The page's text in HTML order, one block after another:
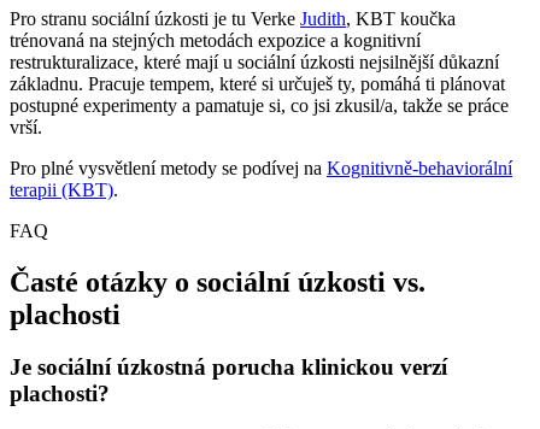
Pro stranu sociální úzkosti je tu Verke Judith, KBT koučka
trénovaná na stejných metodách expozice a kognitivní
restrukturalizace, které mají u sociální úzkosti nejsilnější důkazní
základnu. Pracuje tempem, které si určuješ ty, pomáhá ti plánovat
postupné experimenty a pamatuje si, co jsi zkusil/a, takže se práce
vrší.
Pro plné vysvětlení metody se podívej na Kognitivně-behaviorální
terapii (KBT).
FAQ
Časté otázky o sociální úzkosti vs.
plachosti
Je sociální úzkostná porucha klinickou verzí
plachosti?